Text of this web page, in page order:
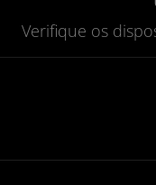
Verifique os